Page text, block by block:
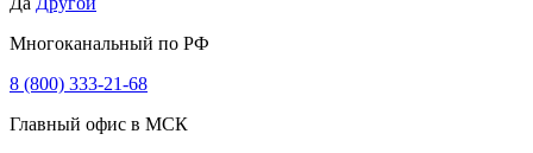
Многоканальный по РФ
8 (800) 333‑21-68
Главный офис в МСК